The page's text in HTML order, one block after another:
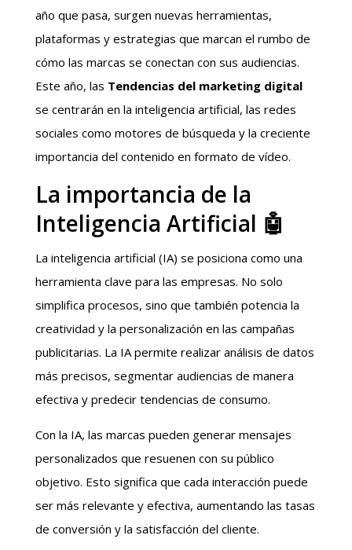
año que pasa, surgen nuevas herramientas,
plataformas y estrategias que marcan el rumbo de
cómo las marcas se conectan con sus audiencias.
Este año, las Tendencias del marketing digital
se centrarán en la inteligencia artificial, las redes
sociales como motores de búsqueda y la creciente
importancia del contenido en formato de vídeo.
La importancia de la
Inteligencia Artificial 🤖
La inteligencia artificial (IA) se posiciona como una
herramienta clave para las empresas. No solo
simplifica procesos, sino que también potencia la
creatividad y la personalización en las campañas
publicitarias. La IA permite realizar análisis de datos
más precisos, segmentar audiencias de manera
efectiva y predecir tendencias de consumo.
Con la IA, las marcas pueden generar mensajes
personalizados que resuenen con su público
objetivo. Esto significa que cada interacción puede
ser más relevante y efectiva, aumentando las tasas
de conversión y la satisfacción del cliente.